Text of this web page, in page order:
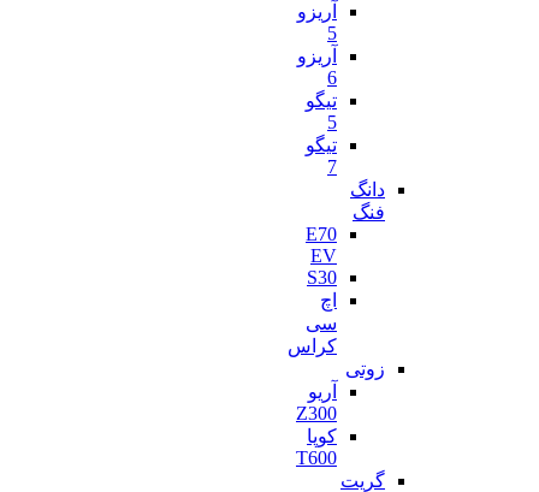
آریزو
5
آریزو
6
تیگو
5
تیگو
7
دانگ
فنگ
E70
EV
S30
اچ
سی
کراس
زوتی
آریو
Z300
کوپا
T600
گریت